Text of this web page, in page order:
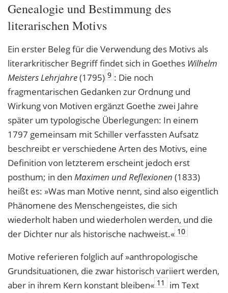
Genealogie und Bestimmung des
literarischen Motivs
Ein erster Beleg für die Verwendung des Motivs als
literarkritischer Begriff findet sich in Goethes Wilhelm
Meisters Lehrjahre(1795) 9 : Die noch
fragmentarischen Gedanken zur Ordnung und
Wirkung von Motiven ergänzt Goethe zwei Jahre
später um typologische Überlegungen: In einem
1797 gemeinsam mit Schiller verfassten Aufsatz
beschreibt er verschiedene Arten des Motivs, eine
Definition von letzterem erscheint jedoch erst
posthum; in den Maximen und Reflexionen (1833)
heißt es: »Was man Motive nennt, sind also eigentlich
Phänomene des Menschengeistes, die sich
wiederholt haben und wiederholen werden, und die
der Dichter nur als historische nachweist.« 10
Motive referieren folglich auf »anthropologische
Grundsituationen, die zwar histo­risch variiert werden,
aber in ihrem Kern konstant bleiben« 11
im Text